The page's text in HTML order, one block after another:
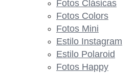
Fotos Clásicas
Fotos Colors
Fotos Mini
Estilo Instagram
Estilo Polaroid
Fotos Happy